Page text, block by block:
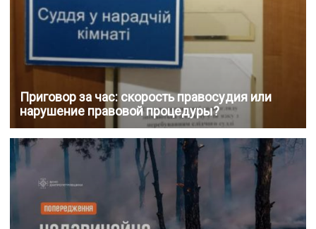
Приговор за час: скорость правосудия или
нарушение правовой процедуры?